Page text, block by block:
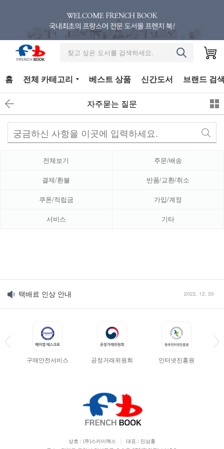
찾고 싶은 도서를 검색하세요.
홈 전체 카테고리 베스트 상품 신간도서 브랜드 검
자주묻는 질문
전체보기 주문/배송
결제/환불 반품/교환/취소
쿠폰/적립금 가입/계정
서비스 기타
택배료 인상 안내 2022. 12. 30
구매안전서비스 공정거래위원회 인터넷진흥원
상호 : (주)스카이맥스
대표 : 민삼홍